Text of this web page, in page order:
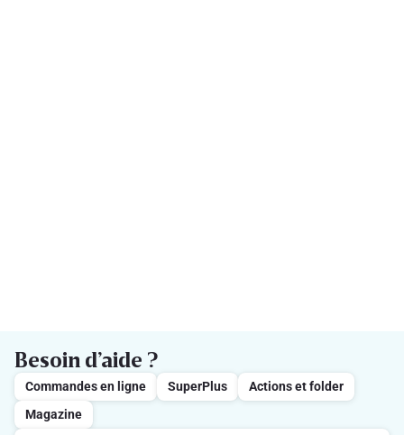
Besoin d’aide ?
Commandes en ligne SuperPlus
Actions et folder
Magazine